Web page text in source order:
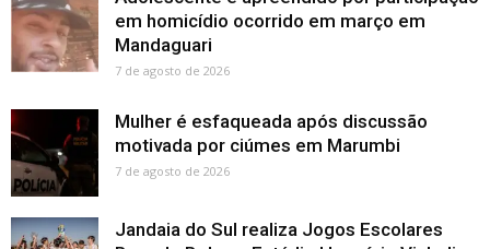
em homicídio ocorrido em março em
Mandaguari
7 de agosto de 2026
Mulher é esfaqueada após discussão
motivada por ciúmes em Marumbi
7 de agosto de 2026
Jandaia do Sul realiza Jogos Escolares